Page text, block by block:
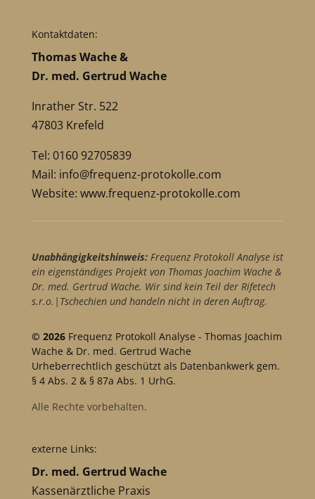
Kontaktdaten:
Thomas Wache &
Dr. med. Gertrud Wache
Inrather Str. 522
47803 Krefeld
Tel: 0160 92705839
Mail: info@frequenz-protokolle.com
Website: www.frequenz-protokolle.com
Unabhängigkeitshinweis:Frequenz Protokoll Analyse ist
ein eigenständiges Projekt von Thomas Joachim Wache &
Dr. med. Gertrud Wache. Wir sind kein Teil der Rifetech
s.r.o.|Tschechien und handeln nicht in deren Auftrag.
© 2026 Frequenz Protokoll Analyse - Thomas Joachim
Wache & Dr. med. Gertrud Wache
Urheberrechtlich geschützt als Datenbankwerk gem.
§ 4 Abs. 2 & § 87a Abs. 1 UrhG.
Alle Rechte vorbehalten.
externe Links:
Dr. med. Gertrud Wache
Kassenärztliche Praxis